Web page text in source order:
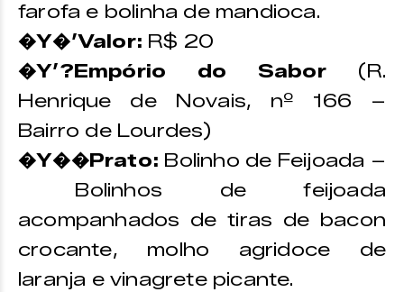
farofa e bolinha de mandioca.
�Y�’Valor: R$ 20
�Y’?Empório do Sabor(R.
Henrique de Novais, nº 166 –
Bairro de Lourdes)
�Y��Prato: Bolinho de Feijoada –
Bolinhos de feijoada
acompanhados de tiras de bacon
crocante, molho agridoce de
laranja e vinagrete picante.